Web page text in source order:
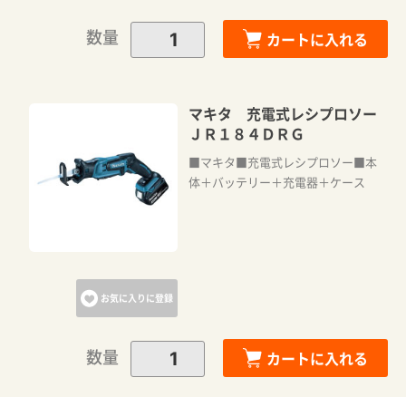
数量 カートに入れる
お気に入りに登録
マキタ 充電式レシプロソー
ＪＲ１８４ＤＲＧ
■マキタ■充電式レシプロソー■本
体＋バッテリー＋充電器＋ケース
数量 カートに入れる